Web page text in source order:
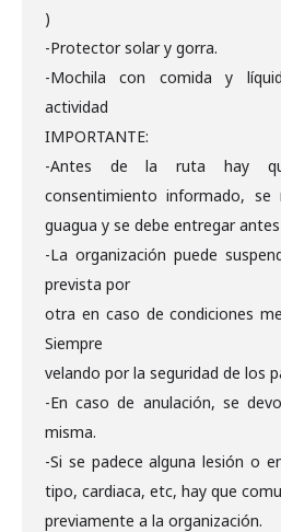
)
-Protector solar y gorra.
-Mochila con comida y
actividad
IMPORTANTE:
-Antes de la ruta hay
consentimiento informado,
guagua y se debe entregar
-La organización puede
prevista por
otra en caso de condiciones
Siempre
velando por la seguridad de los
-En caso de anulación, se
misma.
-Si se padece alguna lesión o
tipo, cardiaca, etc, hay que
previamente a la organización.